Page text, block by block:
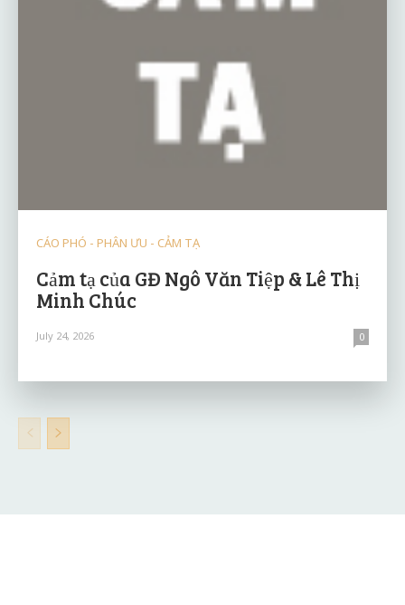
CÁO PHÓ - PHÂN ƯU - CẢM TẠ
Cảm tạ của GĐ Ngô Văn Tiệp & Lê Thị
Minh Chúc
July 24, 2026 0